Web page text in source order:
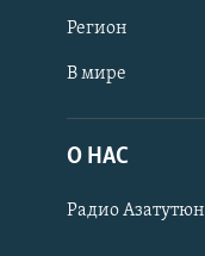
Регион
В мире
О НАС
Радио Азатутюн